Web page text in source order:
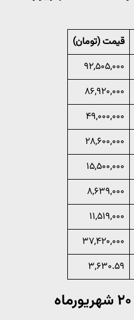
قیمت (تومان)
۹۲,۵۰۵,۰۰۰
۸۶,۹۲۰,۰۰۰
۴۹,۰۰۰,۰۰۰
۲۸,۶۰۰,۰۰۰
۱۵,۵۰۰,۰۰۰
۸,۶۳۹,۰۰۰
۱۱,۵۱۹,۰۰۰
۳۷,۴۲۰,۰۰۰
۳,۶۳۰.۵۹